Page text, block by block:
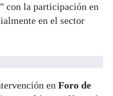
con la participación en
en el sector
en Foro de